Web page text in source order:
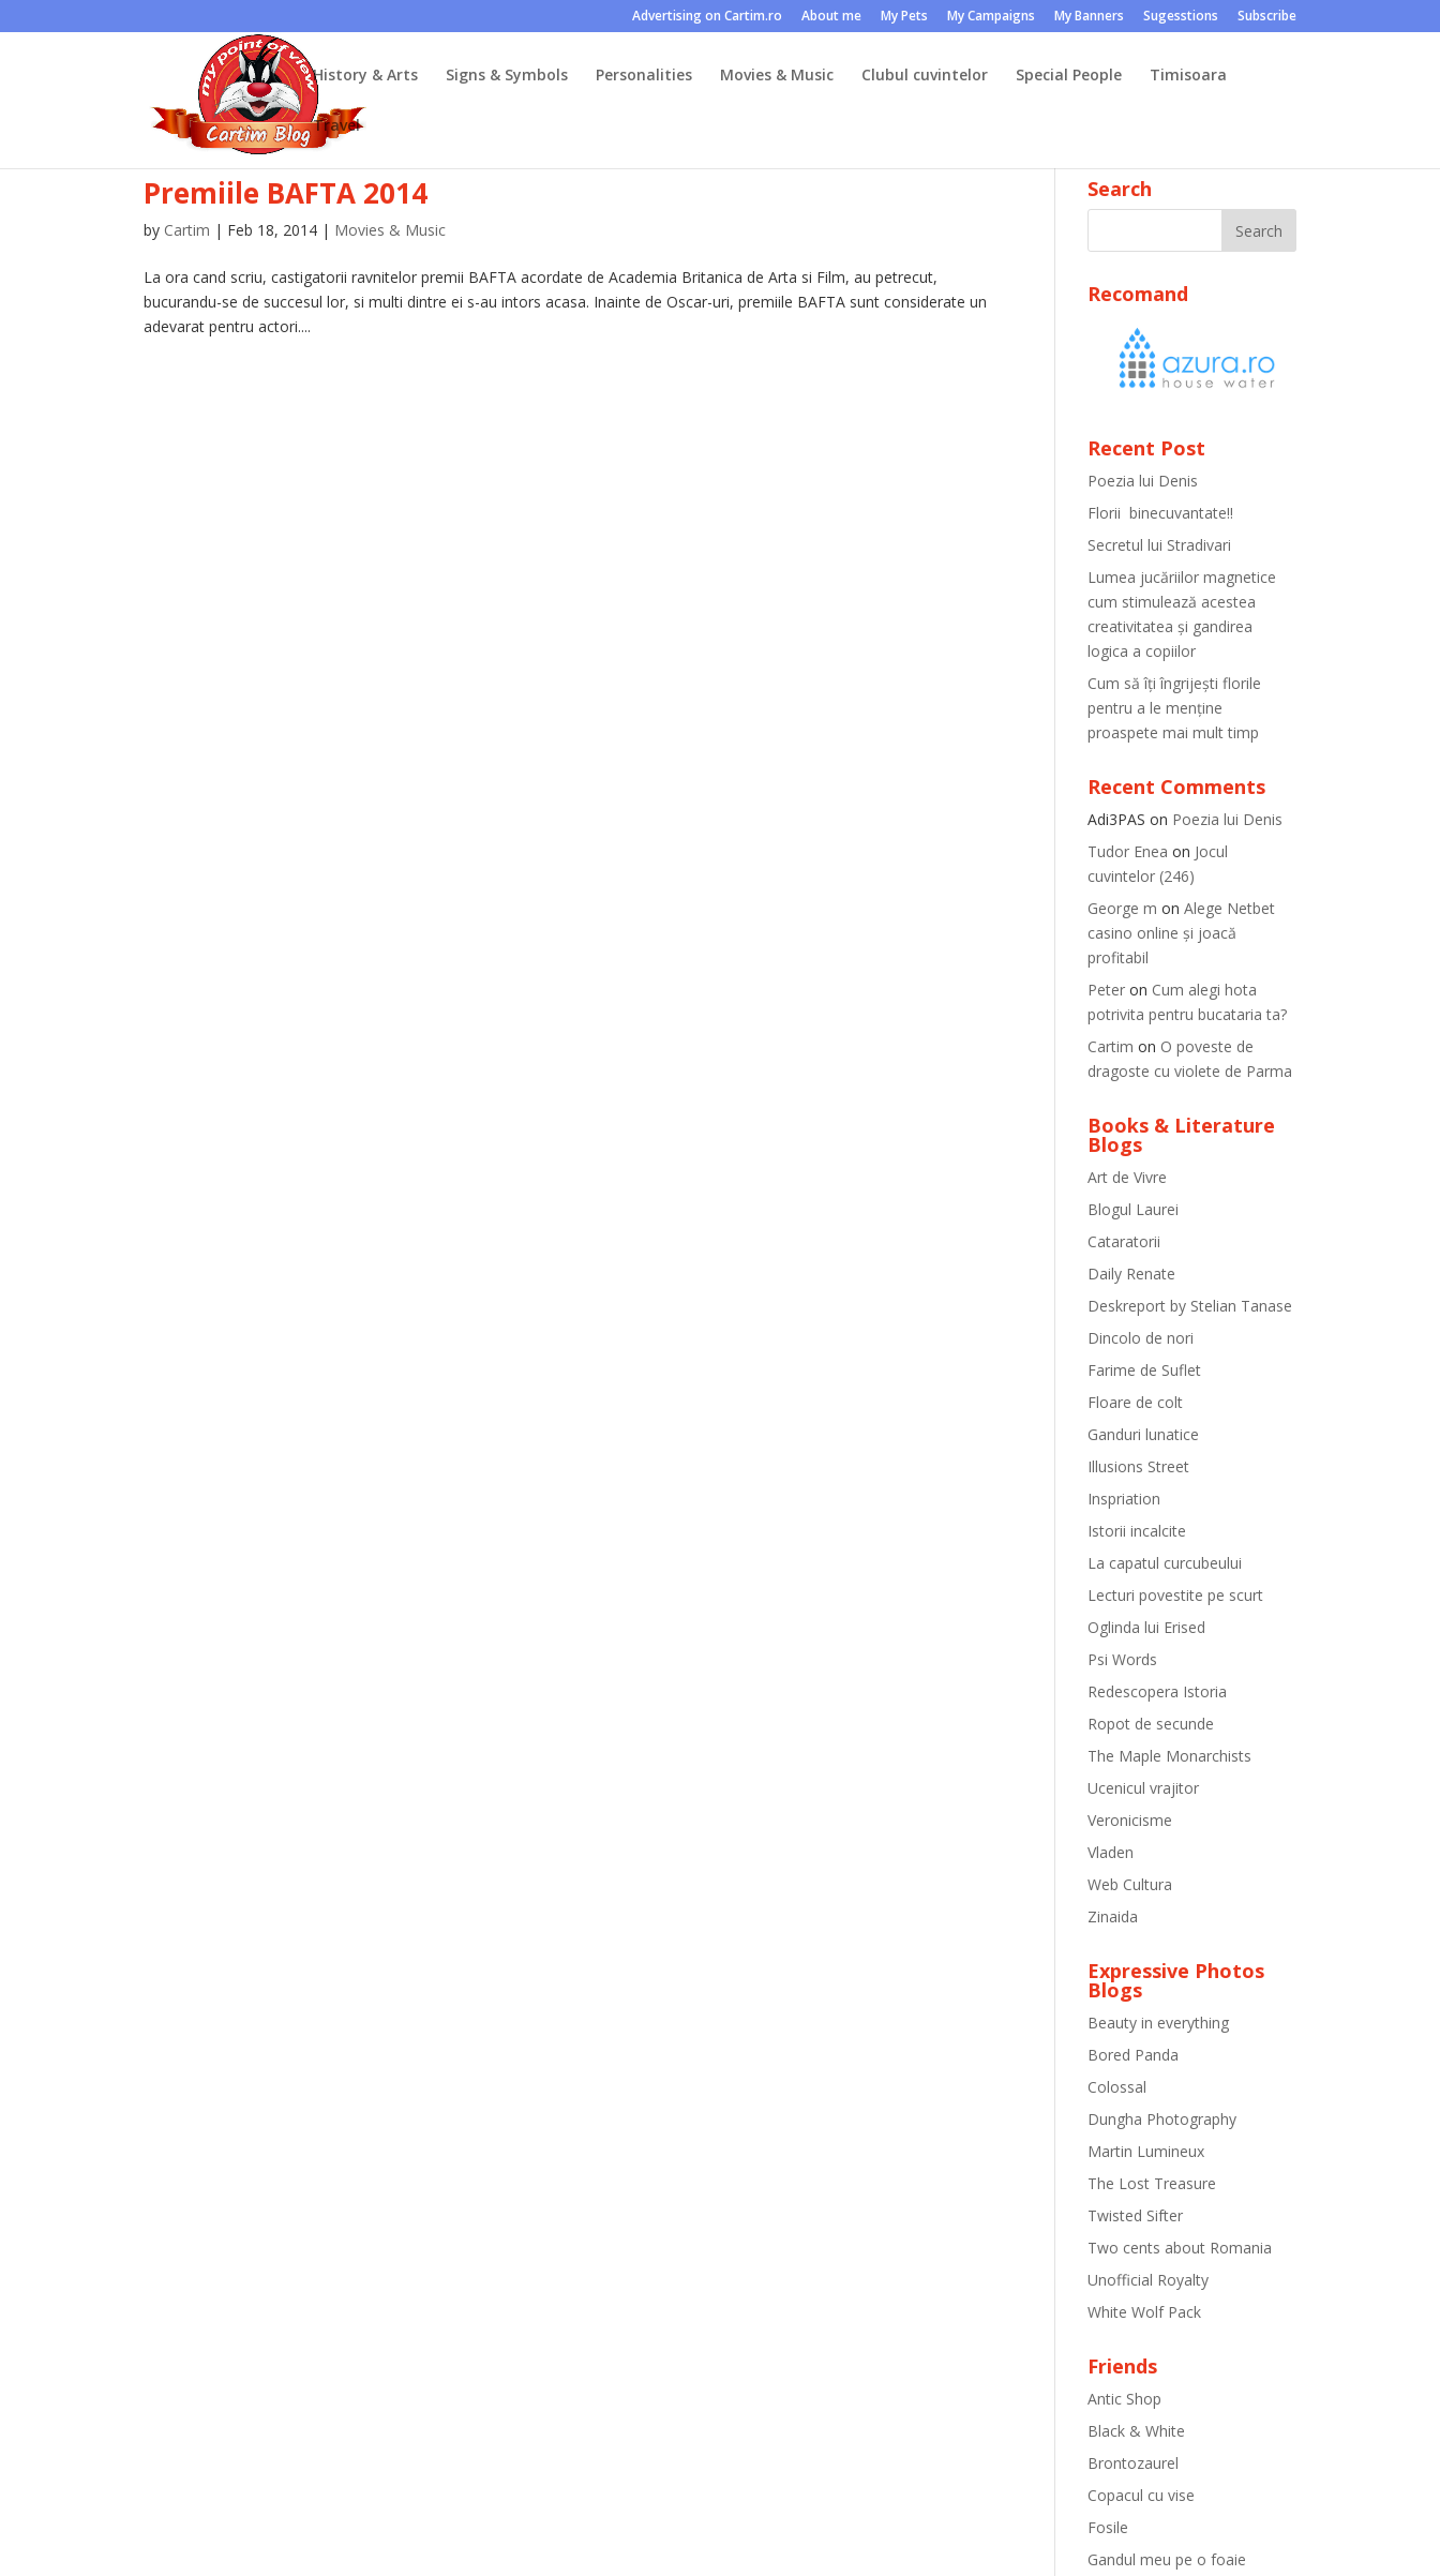
Advertising on Cartim.ro About me My Pets My Campaigns My Banners Sugesstions Subscribe
History & Arts Signs & Symbols Personalities Movies & Music Clubul cuvintelor Special People Timisoara
Travel
Premiile BAFTA 2014
by Cartim | Feb 18, 2014 | Movies & Music
La ora cand scriu, castigatorii ravnitelor premii BAFTA acordate de Academia Britanica de Arta si Film, au petrecut,
bucurandu-se de succesul lor, si multi dintre ei s-au intors acasa. Inainte de Oscar-uri, premiile BAFTA sunt considerate un
adevarat pentru actori....
Search
Recomand
Recent Post
Poezia lui Denis
Florii binecuvantate!!
Secretul lui Stradivari
Lumea jucăriilor magnetice
cum stimulează acestea
creativitatea și gandirea
logica a copiilor
Cum să îți îngrijești florile
pentru a le menține
proaspete mai mult timp
Recent Comments
Adi3PAS on Poezia lui Denis
Tudor Enea on Jocul
cuvintelor (246)
George m onAlege Netbet
casino online și joacă
profitabil
Peter on Cum alegi hota
potrivita pentru bucataria ta?
Cartim on O poveste de
dragoste cu violete de Parma
Books & Literature
Blogs
Art de Vivre
Blogul Laurei
Cataratorii
Daily Renate
Deskreport by Stelian Tanase
Dincolo de nori
Farime de Suflet
Floare de colt
Ganduri lunatice
Illusions Street
Inspriation
Istorii incalcite
La capatul curcubeului
Lecturi povestite pe scurt
Oglinda lui Erised
Psi Words
Redescopera Istoria
Ropot de secunde
The Maple Monarchists
Ucenicul vrajitor
Veronicisme
Vladen
Web Cultura
Zinaida
Expressive Photos
Blogs
Beauty in everything
Bored Panda
Colossal
Dungha Photography
Martin Lumineux
The Lost Treasure
Twisted Sifter
Two cents about Romania
Unofficial Royalty
White Wolf Pack
Friends
Antic Shop
Black & White
Brontozaurel
Copacul cu vise
Fosile
Gandul meu pe o foaie